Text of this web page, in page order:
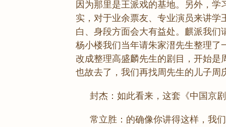
因为那里是王派戏的基地。另外，
实，对于业余票友、专业演员来讲
白、身段方面会大有益处。麒派我
杨小楼我们当年请朱家溍先生整理
改成整理高盛麟先生的剧目，开始
也故去了，我们再找周先生的儿子周
封杰：如此看来，这套《中国京
常立胜：的确像你讲得这样，我